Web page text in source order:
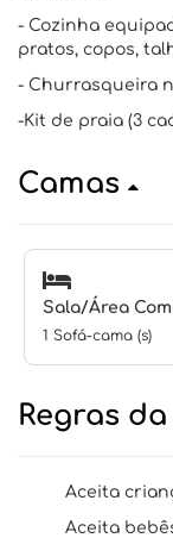
- Cozinha
pratos, copos,
- Churrasqueira
-Kit de praia (3
Camas
Sala/Área
1 Sofá-cama (s)
Regras
Aceita
Aceita